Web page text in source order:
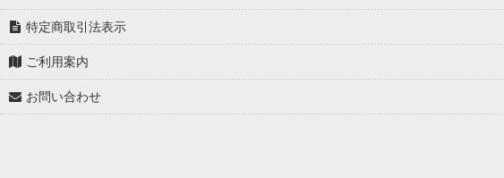
特定商取引法表示
ご利用案内
お問い合わせ